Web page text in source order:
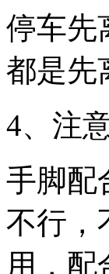
停车先
都是先
4、注
手脚配
不行，
用，配